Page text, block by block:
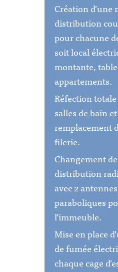
Création d’une
distribution
pour chacune
soit local
montante,
appartements.
Réfection
salles de bain et
remplacement
filerie.
Changement
distribution
avec 2 antennes
paraboliques
l’immeuble.
Mise en place
de fumée
chaque cage